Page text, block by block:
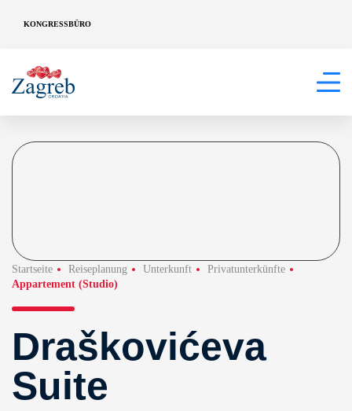
KONGRESSBÜRO
Startseite Reiseplanung Unterkunft
Privatunterkünfte
Appartement (Studio)
Draškovićeva
Suite